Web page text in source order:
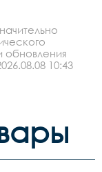
обновления
10:43